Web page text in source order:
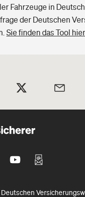
Fahrzeuge in
der Deutschen
Sie finden das Tool hier.